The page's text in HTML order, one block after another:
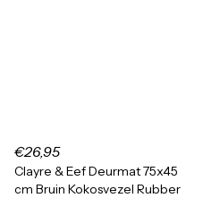
€26,95
Clayre & Eef Deurmat 75x45
cm Bruin Kokosvezel Rubber